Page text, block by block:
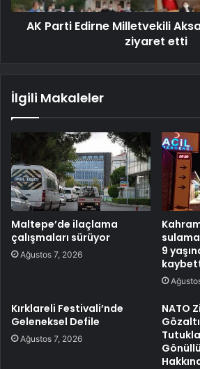
AK Parti Edirne Milletvekili
ziyaret etti
İlgili Makaleler
Maltepe’de ilaçlama
çalışmaları sürüyor
Ağustos 7, 2026
9
Kırklareli Festivali’nde
Geleneksel Defile
Ağustos 7, 2026
NATO